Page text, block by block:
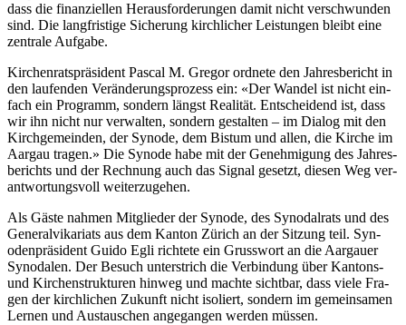
dass die finanziellen Her­aus­forderun­gen damit nicht ver­schwun­den
sind. Die langfristige Sicherung kirch­lich­er Leis­tun­gen bleibt eine
zen­trale Auf­gabe.
Kirchen­rat­spräsi­dent Pas­cal M. Gre­gor ord­nete den Jahres­bericht in
den laufend­en Verän­derung­sprozess ein: «Der Wan­del ist nicht ein­
fach ein Pro­gramm, son­dern längst Real­ität. Entschei­dend ist, dass
wir ihn nicht nur ver­wal­ten, son­dern gestal­ten – im Dia­log mit den
Kirchge­mein­den, der Syn­ode, dem Bis­tum und allen, die Kirche im
Aar­gau tra­gen.» Die Syn­ode habe mit der Genehmi­gung des Jahres­
berichts und der Rech­nung auch das Sig­nal geset­zt, diesen Weg ver­
ant­wor­tungsvoll weit­erzuge­hen.
Als Gäste nah­men Mit­glieder der Syn­ode, des Syn­odal­rats und des
Gen­er­alvikari­ats aus dem Kan­ton Zürich an der Sitzung teil. Syn­
oden­präsi­dent Gui­do Egli richtete ein Gruss­wort an die Aar­gauer
Syn­odalen. Der Besuch unter­strich die Verbindung über Kan­tons-
und Kirchen­struk­turen hin­weg und machte sicht­bar, dass viele Fra­
gen der kirch­lichen Zukun­ft nicht isoliert, son­dern im gemein­samen
Ler­nen und Aus­tauschen ange­gan­gen wer­den müssen.